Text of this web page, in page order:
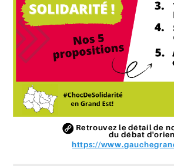
Retrouvez le d étai l d e n
d u d é bat d 'orien
https://www.gauc hegran